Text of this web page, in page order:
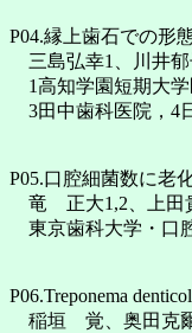
P04.縁上歯石での形
三島弘幸1、川井郁
1高知学園短期大学
3田中歯科医院，4
P05.口腔細菌数に老
竜 正大1,2、上田
東京歯科大学・口
P06.Treponema
稲垣 覚、奥田克